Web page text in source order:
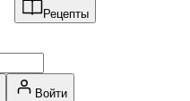
Рецепты
Войти